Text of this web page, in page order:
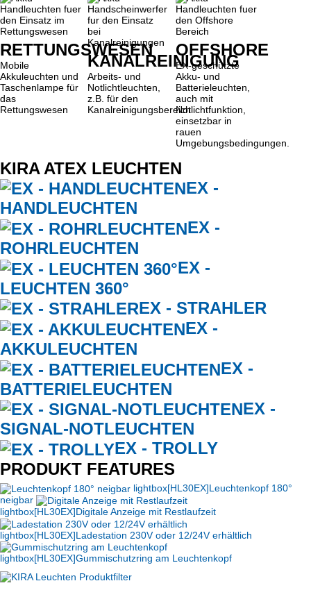
RETTUNGSWESEN
Mobile
Akkuleuchten und
Taschenlampe für
das
Rettungswesen
KANALREINIGUNG
Arbeits- und
Notlichtleuchten,
z.B. für den
Kanalreinigungsbereich
OFFSHORE
EX-geschützte
Akku- und
Batterieleuchten,
auch mit
Notlichtfunktion,
einsetzbar in
rauen
Umgebungsbedingungen.
KIRA ATEX LEUCHTEN
EX -
HANDLEUCHTEN
EX -
ROHRLEUCHTEN
EX -
LEUCHTEN 360°
EX - STRAHLER
EX -
AKKULEUCHTEN
EX -
BATTERIELEUCHTEN
EX -
SIGNAL-NOTLEUCHTEN
EX - TROLLY
PRODUKT FEATURES
lightbox[HL30EX]Leuchtenkopf 180°
neigbar
lightbox[HL30EX]Digitale Anzeige mit Restlaufzeit
lightbox[HL30EX]Ladestation 230V oder 12/24V erhältlich
lightbox[HL30EX]Gummischutzring am Leuchtenkopf